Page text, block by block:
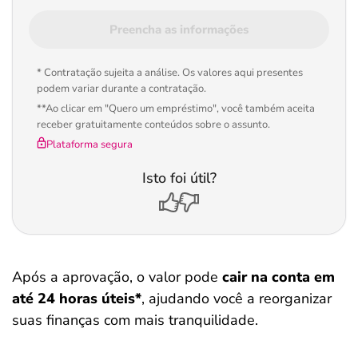
Preencha as informações
* Contratação sujeita a análise. Os valores aqui presentes
podem variar durante a contratação.
**Ao clicar em "Quero um empréstimo", você também aceita
receber gratuitamente conteúdos sobre o assunto.
Plataforma segura
Isto foi útil?
Após a aprovação, o valor pode cair na conta em
até 24 horas úteis*, ajudando você a reorganizar
suas finanças com mais tranquilidade.